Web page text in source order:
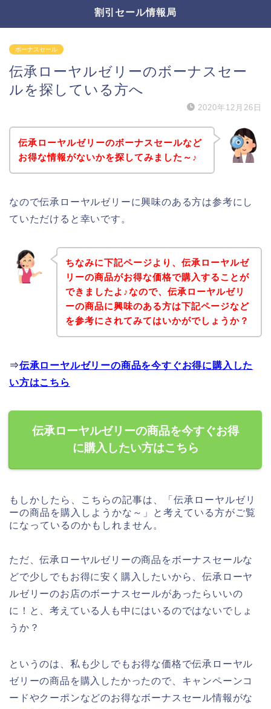
割引セール情報局
ボーナスセール
伝承ローヤルゼリーのボーナスセー
ルを探している方へ
2020年12月26日
伝承ローヤルゼリーのボーナスセールなど
お得な情報がないかを探してみました～♪
なので伝承ローヤルゼリーに興味のある方は参考にし
ていただけると幸いです。
ちなみに下記ページより、伝承ローヤルゼ
リーの商品がお得な価格で購入することが
できましたよ♪なので、伝承ローヤルゼリ
ーの商品に興味のある方は下記ページなど
を参考にされてみてはいかがでしょうか？
⇒伝承ローヤルゼリーの商品を今すぐお得に購入した
い方はこちら
伝承ローヤルゼリーの商品を今すぐお得
に購入したい方はこちら
もしかしたら、こちらの記事は、「伝承ローヤルゼリ
ーの商品を購入しようかな～」と考えている方がご覧
になっているのかもしれません。
ただ、伝承ローヤルゼリーの商品をボーナスセールな
どで少しでもお得に安く購入したいから、伝承ローヤ
ルゼリーのお店のボーナスセールがあったらいいの
に！と、考えている人も中にはいるのではないでしょ
うか？
というのは、私も少しでもお得な価格で伝承ローヤル
ゼリーの商品を購入したかったので、キャンペーンコ
ードやクーポンなどのお得なボーナスセール情報がな